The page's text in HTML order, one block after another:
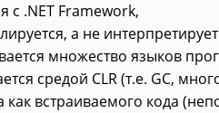
с .NET Framework,
а не
множество языков
средой CLR (т.е. GC,
встраиваемого кода